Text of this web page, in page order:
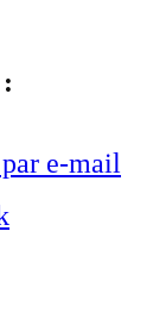
e-mail